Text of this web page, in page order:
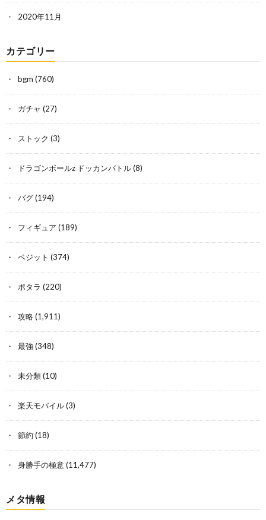
2020年11月
カテゴリー
bgm (760)
ガチャ (27)
ストック (3)
ドラゴンボールz ドッカンバトル(8)
バグ(194)
フィギュア (189)
ベジット (374)
ポタラ (220)
攻略(1,911)
最強 (348)
未分類(10)
楽天モバイル(3)
節約 (18)
身勝手の極意(11,477)
メタ情報